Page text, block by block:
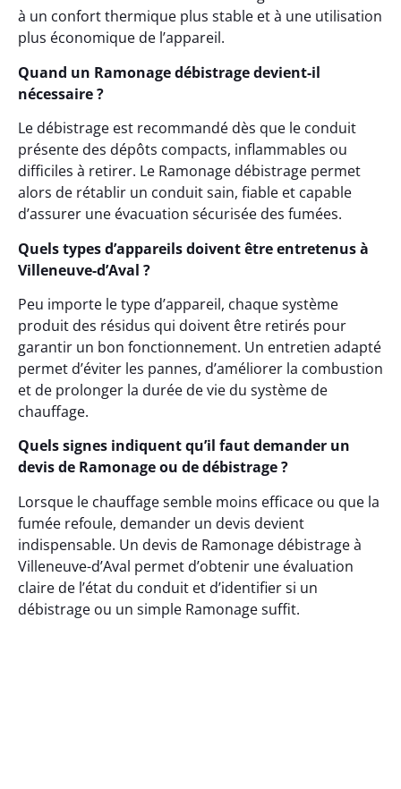
à un confort thermique plus stable et à une utilisation
plus économique de l’appareil.
Quand un Ramonage débistrage devient-il
nécessaire ?
Le débistrage est recommandé dès que le conduit
présente des dépôts compacts, inflammables ou
difficiles à retirer. Le Ramonage débistrage permet
alors de rétablir un conduit sain, fiable et capable
d’assurer une évacuation sécurisée des fumées.
Quels types d’appareils doivent être entretenus à
Villeneuve-d’Aval ?
Peu importe le type d’appareil, chaque système
produit des résidus qui doivent être retirés pour
garantir un bon fonctionnement. Un entretien adapté
permet d’éviter les pannes, d’améliorer la combustion
et de prolonger la durée de vie du système de
chauffage.
Quels signes indiquent qu’il faut demander un
devis de Ramonage ou de débistrage ?
Lorsque le chauffage semble moins efficace ou que la
fumée refoule, demander un devis devient
indispensable. Un devis de Ramonage débistrage à
Villeneuve-d’Aval permet d’obtenir une évaluation
claire de l’état du conduit et d’identifier si un
débistrage ou un simple Ramonage suffit.